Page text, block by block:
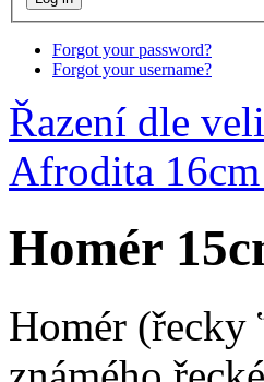
Forgot your password?
Forgot your username?
Řazení dle
Afrodita
Homér
Homér (řecky